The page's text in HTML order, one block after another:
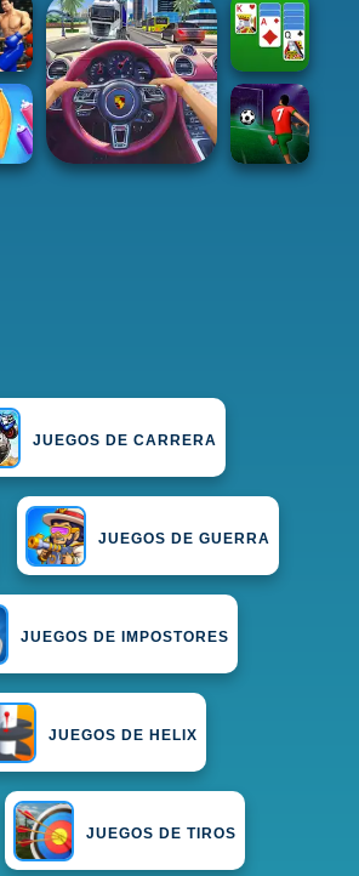
JUEGOS DE CARRERA
JUEGOS DE GUERRA
JUEGOS DE IMPOSTORES
JUEGOS DE HELIX
JUEGOS DE TIROS